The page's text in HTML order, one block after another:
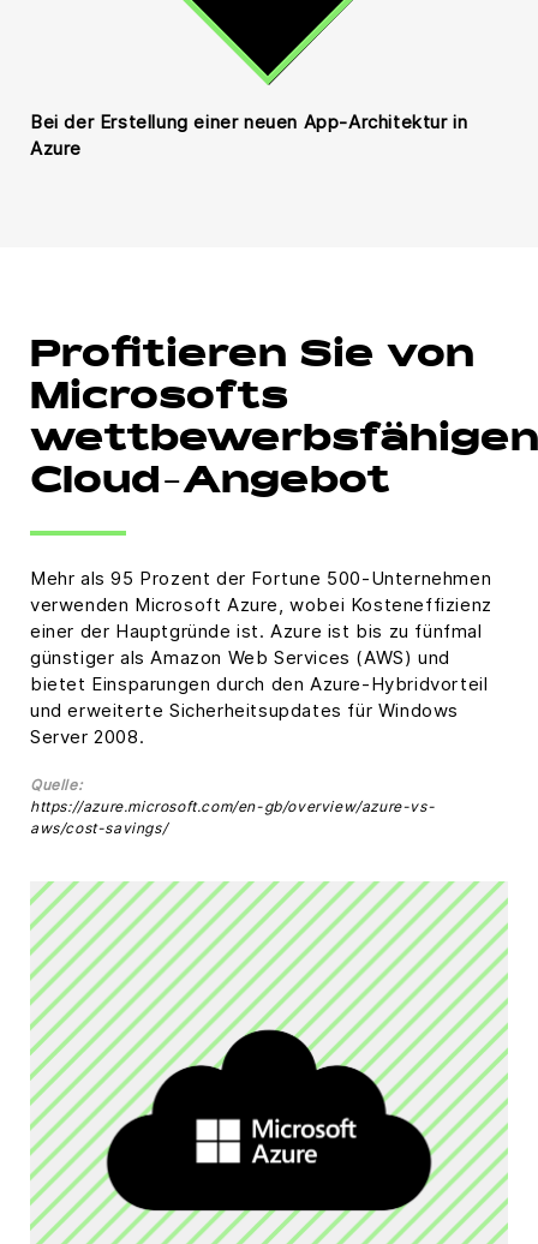
Bei der Erstellung einer neuen App-Architektur in
Azure
Profitieren Sie von
Microsofts
wettbewerbsfähigen
Cloud-Angebot
Mehr als 95 Prozent der Fortune 500-Unternehmen
verwenden Microsoft Azure, wobei Kosteneffizienz
einer der Hauptgründe ist. Azure ist bis zu fünfmal
günstiger als Amazon Web Services (AWS) und
bietet Einsparungen durch den Azure-Hybridvorteil
und erweiterte Sicherheitsupdates für Windows
Server 2008.
Quelle:
https://azure.microsoft.com/en-gb/overview/azure-vs-
aws/cost-savings/